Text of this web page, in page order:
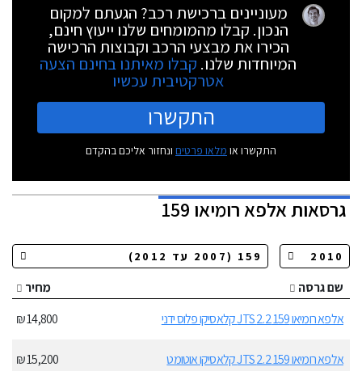
מעוניינים ברכישת רכב? הגעתם למקום
הנכון. קבלו מהמומחים שלנו ייעוץ חינם,
הכירו את מבצעי הרכב וקבוצות הרכישה
המיוחדות שלנו. קבלו מאיתנו בחינם הצעה
אטרקטיבית עכשיו
התקשרו
התקשרו או מלאו פרטים ונחזור אליכם בהקדם
גרסאותאלפא רומיאו 159
שם גרסה
מחיר
אלפא רומיאו 159 2.2 JTS קלאסיקו פלוס ידני
14,800 ₪
אלפא רומיאו 159 2.2 JTS קלאסיקו אוטומט 15,200 ₪